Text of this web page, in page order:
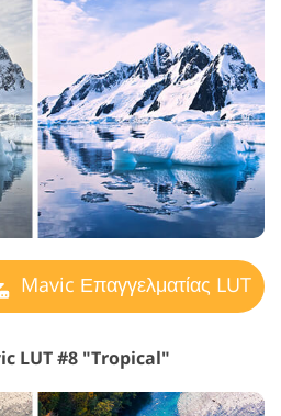
Mavic Επαγγελματίας LUT
LUT #8 "Tropical"